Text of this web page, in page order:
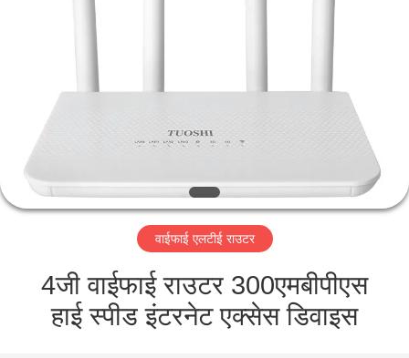
गुणवत्ता
नियंत्रण
समाचार
वाईफाई एलटीई राउटर
4जी वाईफाई राउटर 300एमबीपीएस
हाई स्पीड इंटरनेट एक्सेस डिवाइस